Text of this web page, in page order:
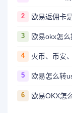
2 欧易返佣卡
3 欧易okx怎
4 火币、币安
5 欧易怎么转
6 欧易OKX怎